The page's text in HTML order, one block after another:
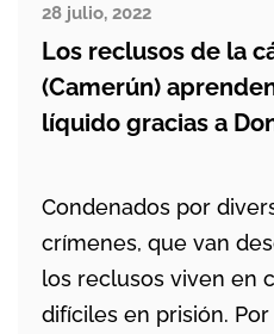
28 julio, 2022
Los reclusos de la
(Camerún)
líquido gracias a
Condenados por
crímenes, que van
los reclusos viven en
difíciles en prisión.